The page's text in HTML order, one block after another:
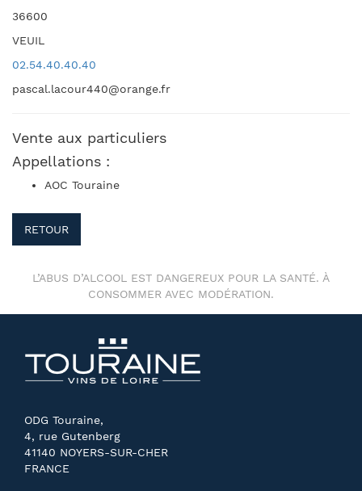
36600
VEUIL
02.54.40.40.40
pascal.lacour440@orange.fr
Vente aux particuliers
Appellations :
AOC Touraine
RETOUR
L’ABUS D’ALCOOL EST DANGEREUX POUR LA SANTÉ. À
CONSOMMER AVEC MODÉRATION.
ODG Touraine,
4, rue Gutenberg
41140 NOYERS-SUR-CHER
FRANCE